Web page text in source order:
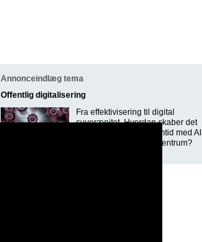
Annonceindlæg tema
Offentlig digitalisering
Fra effektivisering til digital
suverænitet. Hvordan skaber det
offentlige en digital fremtid med AI,
sikkerhed og kontrol i centrum?